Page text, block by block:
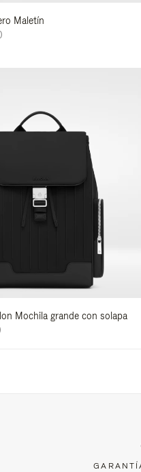
Maletín
Mochila grande con solapa